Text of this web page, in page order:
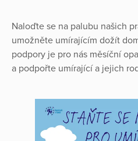
Naloďte se na palubu našich
umožněte umírajícím dožít
podpory je pro nás měsíční
a podpořte umírající a jejich